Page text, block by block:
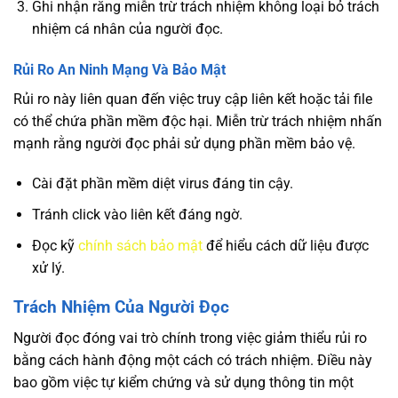
Ghi nhận rằng miễn trừ trách nhiệm không loại bỏ trách
nhiệm cá nhân của người đọc.
Rủi Ro An Ninh Mạng Và Bảo Mật
Rủi ro này liên quan đến việc truy cập liên kết hoặc tải file
có thể chứa phần mềm độc hại. Miễn trừ trách nhiệm nhấn
mạnh rằng người đọc phải sử dụng phần mềm bảo vệ.
Cài đặt phần mềm diệt virus đáng tin cậy.
Tránh click vào liên kết đáng ngờ.
Đọc kỹ chính sách bảo mậtđể hiểu cách dữ liệu được
xử lý.
Trách Nhiệm Của Người Đọc
Người đọc đóng vai trò chính trong việc giảm thiểu rủi ro
bằng cách hành động một cách có trách nhiệm. Điều này
bao gồm việc tự kiểm chứng và sử dụng thông tin một